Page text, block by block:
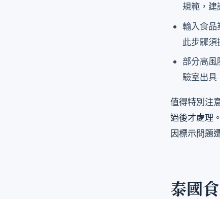
規範，建
輸入食品
此步驟須
部分高風
驗室出具
值得特別注
過後才處理
因標示問題
泰國